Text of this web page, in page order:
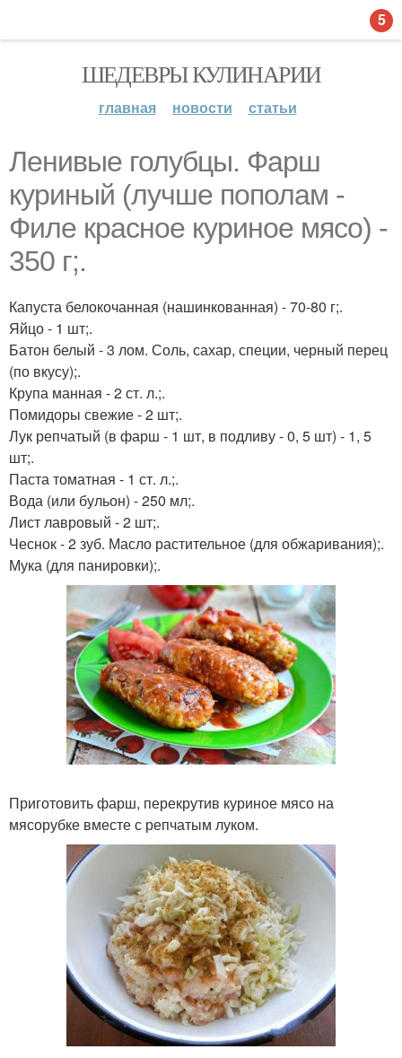
ШЕДЕВРЫ КУЛИНАРИИ
главная новости статьи
Ленивые голубцы. Фарш
куриный (лучше пополам -
Филе красное куриное мясо) -
350 г;.
Капуста белокочанная (нашинкованная) - 70-80 г;.
Яйцо - 1 шт;.
Батон белый - 3 лом. Соль, сахар, специи, черный перец
(по вкусу);.
Крупа манная - 2 ст. л.;.
Помидоры свежие - 2 шт;.
Лук репчатый (в фарш - 1 шт, в подливу - 0, 5 шт) - 1, 5
шт;.
Паста томатная - 1 ст. л.;.
Вода (или бульон) - 250 мл;.
Лист лавровый - 2 шт;.
Чеснок - 2 зуб. Масло растительное (для обжаривания);.
Мука (для панировки);.
Приготовить фарш, перекрутив куриное мясо на
мясорубке вместе с репчатым луком.
5